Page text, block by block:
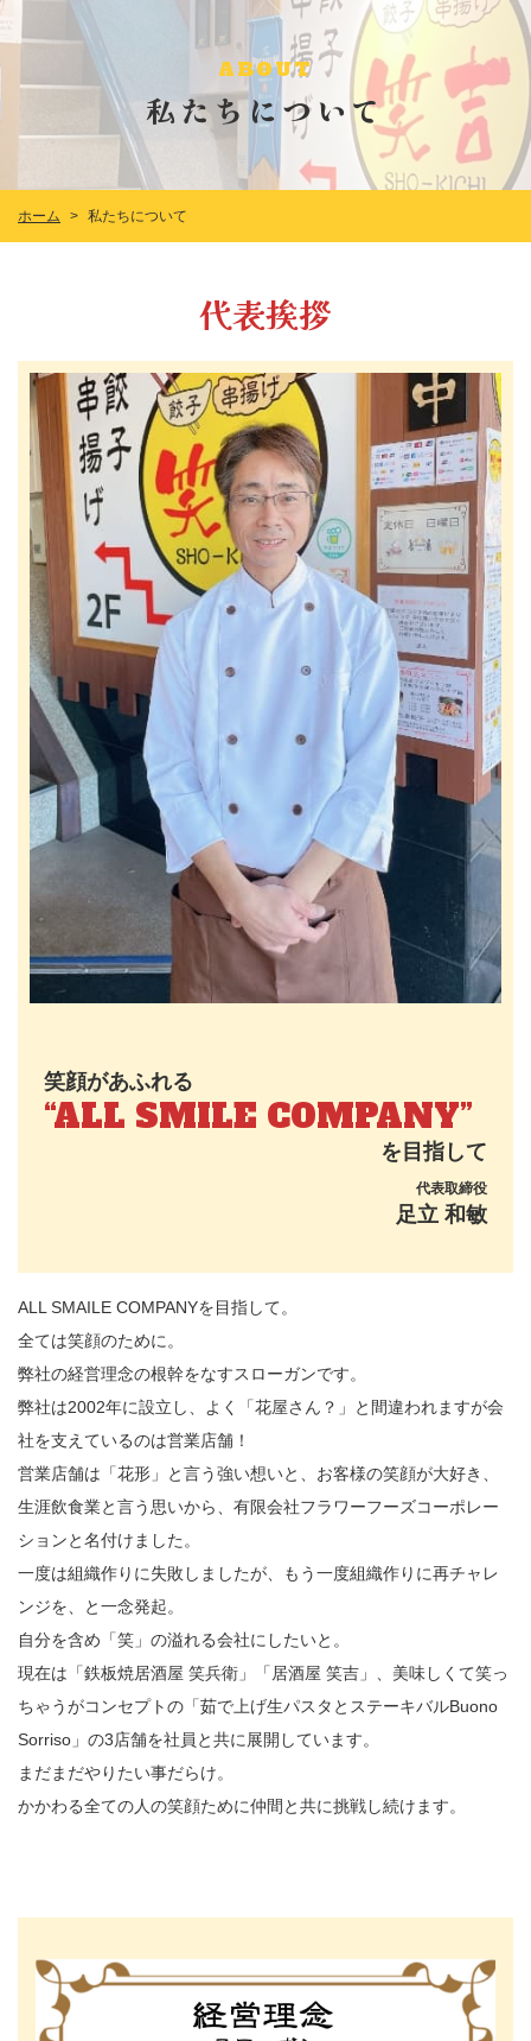
ABOUT
私たちについて
ホーム > 私たちについて
代表挨拶
笑顔があふれる
“ALL SMILE COMPANY”
を目指して
代表取締役
足立 和敏
ALL SMAILE COMPANYを目指して。
全ては笑顔のために。
弊社の経営理念の根幹をなすスローガンです。
弊社は2002年に設立し、よく「花屋さん？」と間違われますが会
社を支えているのは営業店舗！
営業店舗は「花形」と言う強い想いと、お客様の笑顔が大好き、
生涯飲食業と言う思いから、有限会社フラワーフーズコーポレー
ションと名付けました。
一度は組織作りに失敗しましたが、もう一度組織作りに再チャレ
ンジを、と一念発起。
​​​​​​​自分を含め「笑」の溢れる会社にしたいと。
現在は「鉄板焼居酒屋 笑兵衛」「居酒屋 笑吉」、美味しくて笑っ
ちゃうがコンセプトの「茹で上げ生パスタとステーキバルBuono
Sorriso」の3店舗を社員と共に展開しています。
まだまだやりたい事だらけ。
かかわる全ての人の笑顔ために仲間と共に挑戦し続けます。